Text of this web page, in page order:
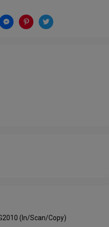
(In/Scan/Copy)